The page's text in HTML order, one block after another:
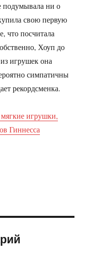
подумывала ни о
свою первую
что посчитала
Хоуп до
игрушек она
симпатичны
рекордсменка.
игрушки,
Гиннесса